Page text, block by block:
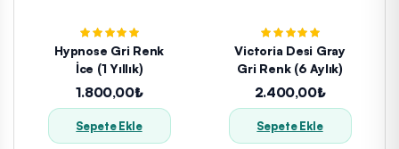
Hypnose Gri Renk
İce (1 Yıllık)
1.800,00₺
Sepete Ekle
Victoria Desi Gray
Gri Renk (6 Aylık)
2.400,00₺
Sepete Ekle